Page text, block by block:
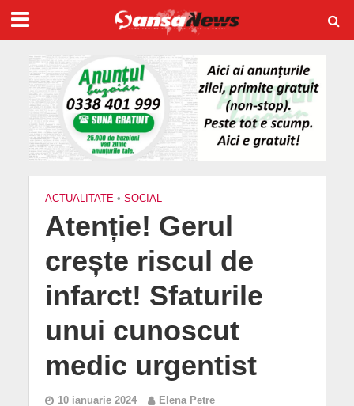
ACTUALITATE • SOCIAL
Atenție! Gerul
crește riscul de
infarct! Sfaturile
unui cunoscut
medic urgentist
10 ianuarie 2024
Elena Petre